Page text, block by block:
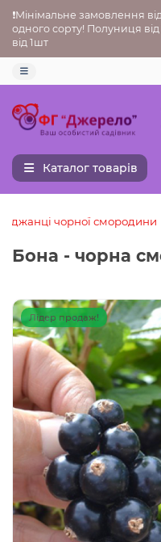
❗Мінімальне замовлення
одного сорту! Полуниця
від 1шт
Каталог товарів
чорної смородини
Бона - чорна
Лідер продаж!